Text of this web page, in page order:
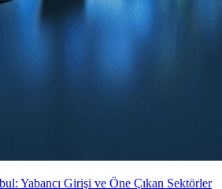
Yabancı Girişi ve Öne Çıkan Sektörler